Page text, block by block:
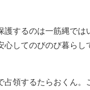
護するのは一筋縄で
心してのびのび暮ら
占領するたらおくん